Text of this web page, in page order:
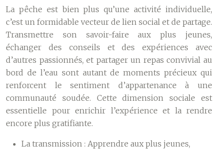
La pêche est bien plus qu’une activité individuelle,
c’est un formidable vecteur de lien social et de partage.
Transmettre son savoir-faire aux plus jeunes,
échanger des conseils et des expériences avec
d’autres passionnés, et partager un repas convivial au
bord de l’eau sont autant de moments précieux qui
renforcent le sentiment d’appartenance à une
communauté soudée. Cette dimension sociale est
essentielle pour enrichir l’expérience et la rendre
encore plus gratifiante.
La transmission : Apprendre aux plus jeunes,